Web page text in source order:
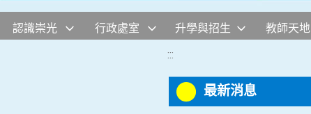
認識崇光 行政處室 升學與招生 教師天地
:::
最新消息